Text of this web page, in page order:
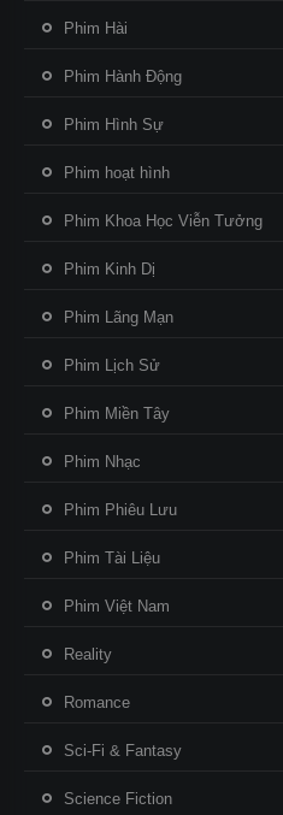
Phim Hài
Phim Hành Động
Phim Hình Sự
Phim hoạt hình
Phim Khoa Học Viễn Tưởng
Phim Kinh Dị
Phim Lãng Mạn
Phim Lịch Sử
Phim Miền Tây
Phim Nhạc
Phim Phiêu Lưu
Phim Tài Liệu
Phim Việt Nam
Reality
Romance
Sci-Fi & Fantasy
Science Fiction